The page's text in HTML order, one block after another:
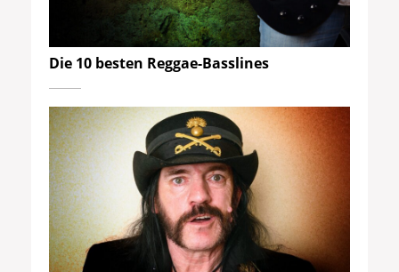
Die 10 besten Reggae-Basslines